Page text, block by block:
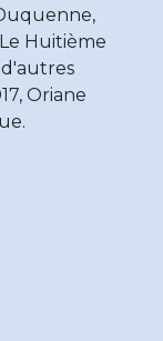
Huitième
d'autres
Oriane